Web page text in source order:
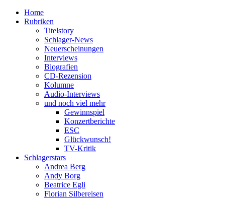
Home
Rubriken
Titelstory
Schlager-News
Neuerscheinungen
Interviews
Biografien
CD-Rezension
Kolumne
Audio-Interviews
und noch viel mehr
Gewinnspiel
Konzertberichte
ESC
Glückwunsch!
TV-Kritik
Schlagerstars
Andrea Berg
Andy Borg
Beatrice Egli
Florian Silbereisen